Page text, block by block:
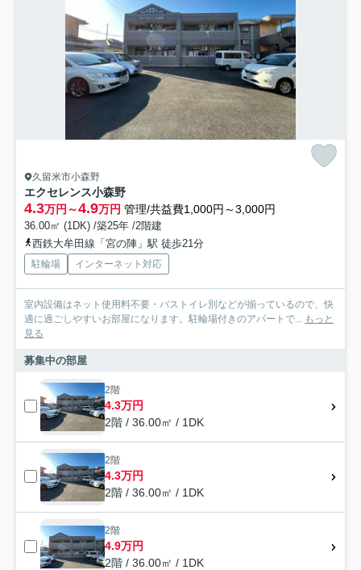
久留米市小森野
エクセレンス小森野
4.3万円～4.9万円 管理/共益費1,000円～3,000円
36.00㎡ (1DK) /築25年 /2階建
西鉄大牟田線「宮の陣」駅 徒歩21分
駐輪場 インターネット対応
室内設備はネット使用料不要・バストイレ別などが揃っているので、快
適に過ごしやすいお部屋になります。駐輪場付きのアパートで...
もっと
見る
募集中の部屋
2階
4.3万円
2階 / 36.00㎡ / 1DK
2階
4.3万円
2階 / 36.00㎡ / 1DK
2階
4.9万円
2階 / 36.00㎡ / 1DK